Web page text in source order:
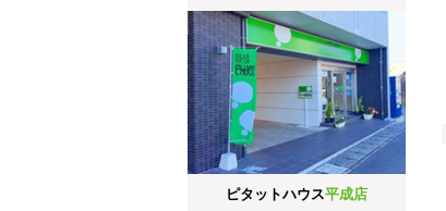
ピタットハウス平成店